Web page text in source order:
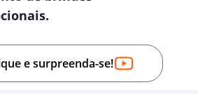
e surpreenda-se!